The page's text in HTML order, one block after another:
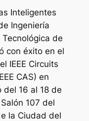
Inteligentes
Ingeniería
de
con éxito en el
IEEE Circuits
CAS) en
del 16 al 18 de
107 del
la Ciudad del